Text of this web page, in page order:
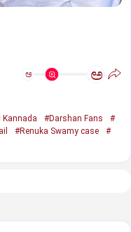
ಅ ಅ
Kannada #Darshan Fans
#
#Renuka Swamy case
#